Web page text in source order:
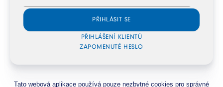
Tato webová aplikace používá pouze nezbytné cookies pro správné